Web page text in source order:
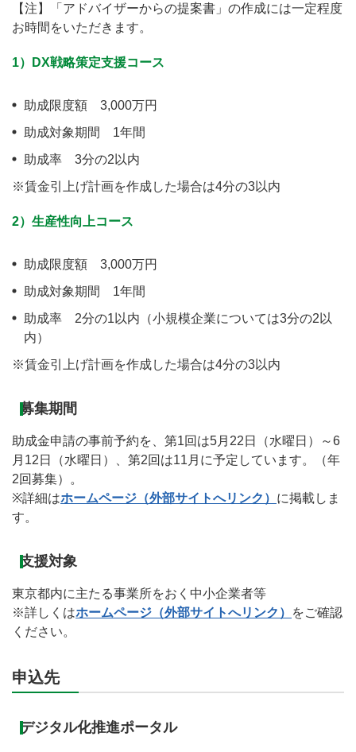
【注】「アドバイザーからの提案書」の作成には一定程度
お時間をいただきます。
1）DX戦略策定支援コース
助成限度額 3,000万円
助成対象期間 1年間
助成率 3分の2以内
※賃金引上げ計画を作成した場合は4分の3以内
2）生産性向上コース
助成限度額 3,000万円
助成対象期間 1年間
助成率 2分の1以内（小規模企業については3分の2以
内）
※賃金引上げ計画を作成した場合は4分の3以内
募集期間
助成金申請の事前予約を、第1回は5月22日（水曜日）～6
月12日（水曜日）、第2回は11月に予定しています。（年
2回募集）。
※詳細はホームページ（外部サイトへリンク） に掲載しま
す。
支援対象
東京都内に主たる事業所をおく中小企業者等
※詳しくはホームページ（外部サイトへリンク）
をご確認
ください。
申込先
デジタル化推進ポータル